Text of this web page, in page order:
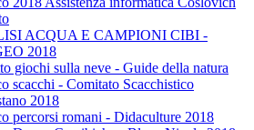
ACQUA E CAMPIONI CIBI -
2018
giochi sulla neve - Guide della natura
scacchi - Comitato Scacchistico
2018
percorsi romani - Didaculture 2018